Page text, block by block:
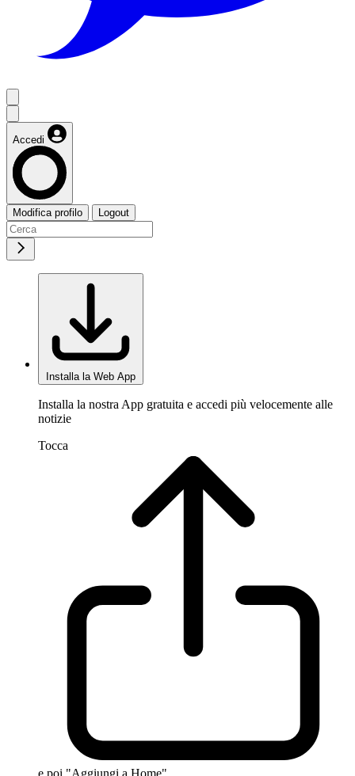
Accedi
Modifica profilo Logout
Installa la Web App
Installa la nostra App gratuita e accedi più velocemente alle
notizie
Tocca